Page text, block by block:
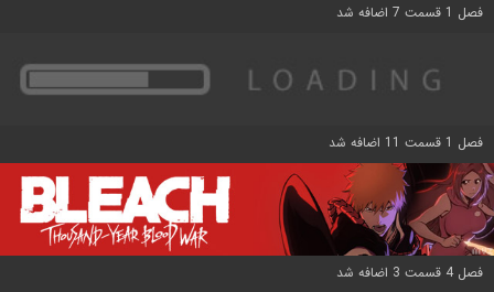
فصل 1 قسمت 7 اضافه شد
فصل 1 قسمت 11 اضافه شد
فصل 4 قسمت 3 اضافه شد